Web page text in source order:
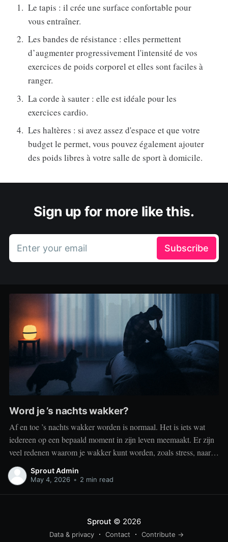
Le tapis : il crée une surface confortable pour
vous entraîner.
Les bandes de résistance : elles permettent
d’augmenter progressivement l'intensité de vos
exercices de poids corporel et elles sont faciles à
ranger.
La corde à sauter : elle est idéale pour les
exercices cardio.
Les haltères : si avez assez d'espace et que votre
budget le permet, vous pouvez également ajouter
des poids libres à votre salle de sport à domicile.
Sign up for more like this.
Enter your email Subscribe
Word je ’s nachts wakker?
Af en toe ’s nachts wakker worden is normaal. Het is iets wat
iedereen op een bepaald moment in zijn leven meemaakt. Er zijn
veel redenen waarom je wakker kunt worden, zoals stress, naar
het toilet moeten, je omgeving of medische aandoeningen die je
slaap beïnvloeden. Dit is geen probleem
Sprout Admin
May 4, 2026 • 2 min read
Sprout © 2026
Data & privacy Contact Contribute →